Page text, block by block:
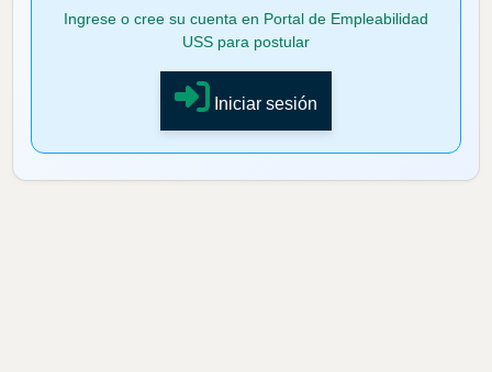
Ingrese o cree su cuenta en Portal de Empleabilidad
USS para postular
Iniciar sesión